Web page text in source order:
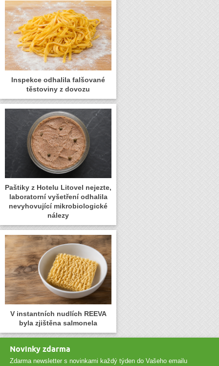
Inspekce odhalila falšované
těstoviny z dovozu
Paštiky z Hotelu Litovel nejezte,
laboratorní vyšetření odhalila
nevyhovující mikrobiologické
nálezy
V instantních nudlích REEVA
byla zjištěna salmonela
Novinky zdarma
Zdarma newsletter s novinkami každý týden do Vašeho emailu